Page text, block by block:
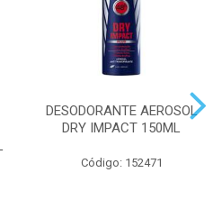
DESODORANTE AEROSOL
DRY IMPACT 150ML
Código: 152471